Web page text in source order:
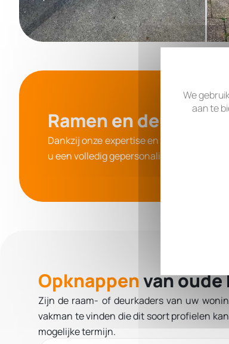
We
aan te
Ramenen deuren
Dankzij onze expertise en 10 jaar
u een vollediggepersonaliseerde
Opknappenvan
Zijn de raam- of deurkaders van uw
vakman te vinden die dit soort profielen
mogelijke termijn.